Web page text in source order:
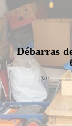
Débarras